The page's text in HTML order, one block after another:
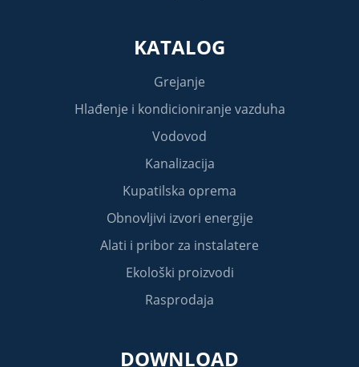
KATALOG
Grejanje
Hlađenje i kondicioniranje vazduha
Vodovod
Kanalizacija
Kupatilska oprema
Obnovljivi izvori energije
Alati i pribor za instalatere
Ekološki proizvodi
Rasprodaja
DOWNLOAD